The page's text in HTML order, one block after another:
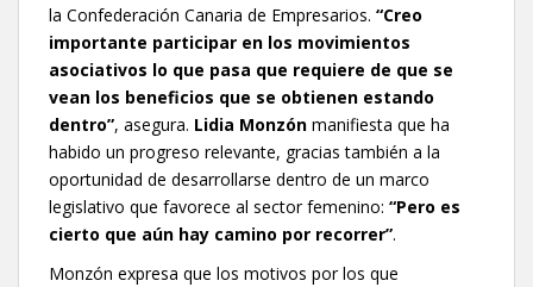
la Confederación Canaria de Empresarios. “Creo
importante participar en los movimientos
asociativos lo que pasa que requiere de que se
vean los beneficios que se obtienen estando
dentro”, asegura. Lidia Monzón manifiesta que ha
habido un progreso relevante, gracias también a la
oportunidad de desarrollarse dentro de un marco
legislativo que favorece al sector femenino: “Pero es
cierto que aún hay camino por recorrer”.
Monzón expresa que los motivos por los que